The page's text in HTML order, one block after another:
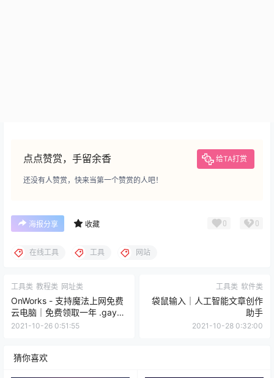
点点赞赏，手留余香 给TA打赏
还没有人赞赏，快来当第一个赞赏的人吧！
海报分享 收藏 0 0
在线工具 工具 网站
工具类 教程类 网址类
OnWorks - 支持魔法上网免费
云电脑｜免费领取一年 .gay
域名
2021-10-26 0:51:55
工具类 软件类
袋鼠输入｜人工智能文章创作
助手
2021-10-28 0:32:00
猜你喜欢